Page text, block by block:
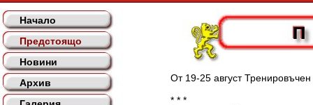
Начало
Предстоящо
Новини
Архив
От 19-25 август Тренировъчен
* * *